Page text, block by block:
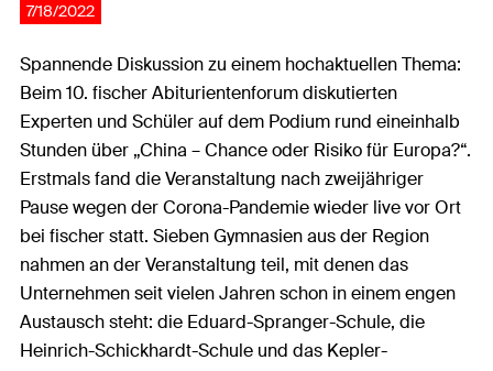
7/18/2022
Spannende Diskussion zu einem hochaktuellen Thema:
Beim 10. fischer Abiturientenforum diskutierten
Experten und Schüler auf dem Podium rund eineinhalb
Stunden über „China – Chance oder Risiko für Europa?“.
Erstmals fand die Veranstaltung nach zweijähriger
Pause wegen der Corona-Pandemie wieder live vor Ort
bei fischer statt. Sieben Gymnasien aus der Region
nahmen an der Veranstaltung teil, mit denen das
Unternehmen seit vielen Jahren schon in einem engen
Austausch steht: die Eduard-Spranger-Schule, die
Heinrich-Schickhardt-Schule und das Kepler-